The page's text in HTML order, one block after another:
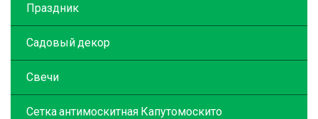
Праздник
Садовый декор
Свечи
Сетка антимоскитная Капутомоскито